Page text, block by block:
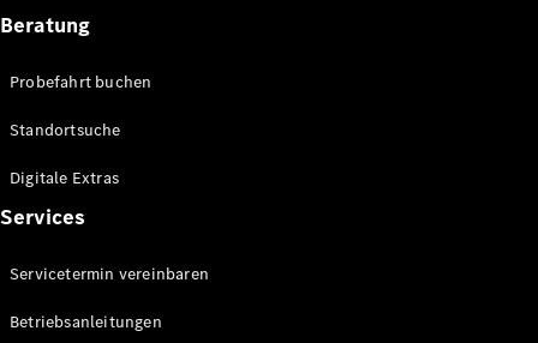
Multimediasystem
Air Updates
Konzeptfahrzeuge
Nachhaltigkeit
Standortsuche
Beratung
Probefahrt buchen
Standortsuche
Digitale Extras
Services
Servicetermin vereinbaren
Betriebsanleitungen